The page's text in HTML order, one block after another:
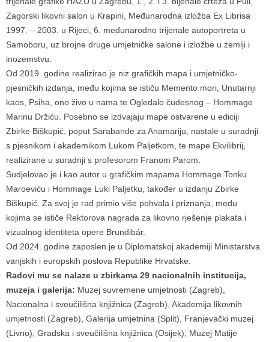
Zagorski likovni salon u Krapini, Međunarodna izložba Ex Librisa
1997. – 2003. u Rijeci, 6. međunarodno trijenale autoportreta u
Samoboru, uz brojne druge umjetničke salone i izložbe u zemlji i
inozemstvu.
Od 2019. godine realizirao je niz grafičkih mapa i umjetničko-
pjesničkih izdanja, među kojima se ističu Memento mori, Unutarnji
kaos, Psiha, ono živo u nama te Ogledalo čudesnog – Hommage
Marinu Držiću. Posebno se izdvajaju mape ostvarene u ediciji
Zbirke Biškupić, poput Sarabande za Anamariju, nastale u suradnji
s pjesnikom i akademikom Lukom Paljetkom, te mape Ekvilibrij,
realizirane u suradnji s profesorom Franom Parom.
Sudjelovao je i kao autor u grafičkim mapama Hommage Tonku
Maroeviću i Hommage Luki Paljetku, također u izdanju Zbirke
Biškupić. Za svoj je rad primio više pohvala i priznanja, među
kojima se ističe Rektorova nagrada za likovno rješenje plakata i
vizualnog identiteta opere Brundibár.
Od 2024. godine zaposlen je u Diplomatskoj akademiji Ministarstva
vanjskih i europskih poslova Republike Hrvatske.
Radovi mu se nalaze u zbirkama 29 nacionalnih institucija,
muzeja i galerija: Muzej suvremene umjetnosti (Zagreb),
Nacionalna i sveučilišna knjižnica (Zagreb), Akademija likovnih
umjetnosti (Zagreb), Galerija umjetnina (Split), Franjevački muzej
(Livno), Gradska i sveučilišna knjižnica (Osijek), Muzej Matije